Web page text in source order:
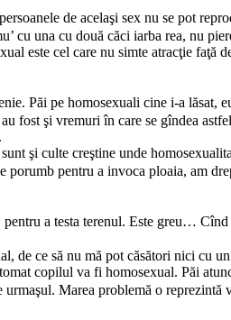
de acelaşi sex nu se pot
cu una cu două căci iarba rea, nu
este cel care nu simte atracţie faţă
Păi pe homosexuali cine i-a lăsat,
fost şi vremuri în care se gîndea
şi culte creştine unde
porumb pentru a invoca ploaia, am
a testa terenul. Este greu…
de ce să nu mă pot căsători nici cu
copilul va fi homosexual. Păi
Marea problemă o reprezintă